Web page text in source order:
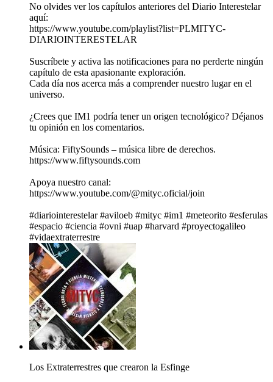
No olvides ver los capítulos anteriores del Diario Interestelar
aquí:
https://www.youtube.com/playlist?list=PLMITYC-
DIARIOINTERESTELAR
Suscríbete y activa las notificaciones para no perderte ningún
capítulo de esta apasionante exploración.
Cada día nos acerca más a comprender nuestro lugar en el
universo.
¿Crees que IM1 podría tener un origen tecnológico? Déjanos
tu opinión en los comentarios.
Música: FiftySounds – música libre de derechos.
https://www.fiftysounds.com
Apoya nuestro canal:
https://www.youtube.com/@mityc.oficial/join
#diariointerestelar #aviloeb #mityc #im1 #meteorito #esferulas
#espacio #ciencia #ovni #uap #harvard #proyectogalileo
#vidaextraterrestre
Los Extraterrestres que crearon la Esfinge